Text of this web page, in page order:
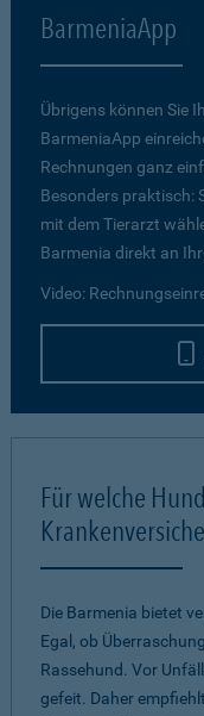
BarmeniaApp
Übrigens können Sie
BarmeniaApp
Rechnungen ganz
Besonders praktisch:
mit dem Tierarzt
Barmenia direkt an
Video:
Für welche
Die Barmenia bietet
Egal, ob
Rassehund. Vor
gefeit. Daher